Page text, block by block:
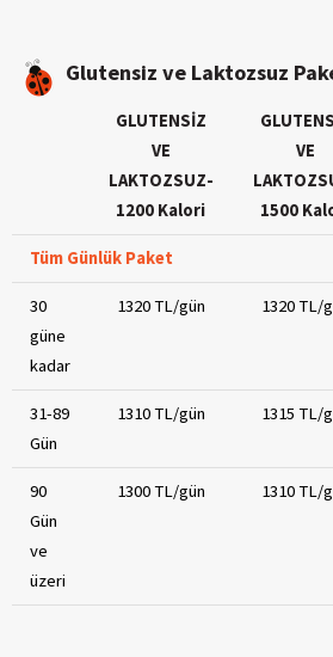
Glutensiz ve Laktozsuz
GLUTENSİZ
VE
LAKTOZSUZ-
1200 Kalori
VE
1500
Tüm Günlük Paket
30
güne
kadar
1320 TL/gün 1320 TL/
31-89
Gün
1310 TL/gün 1315 TL/
90
Gün
ve
üzeri
1300 TL/gün 1310 TL/